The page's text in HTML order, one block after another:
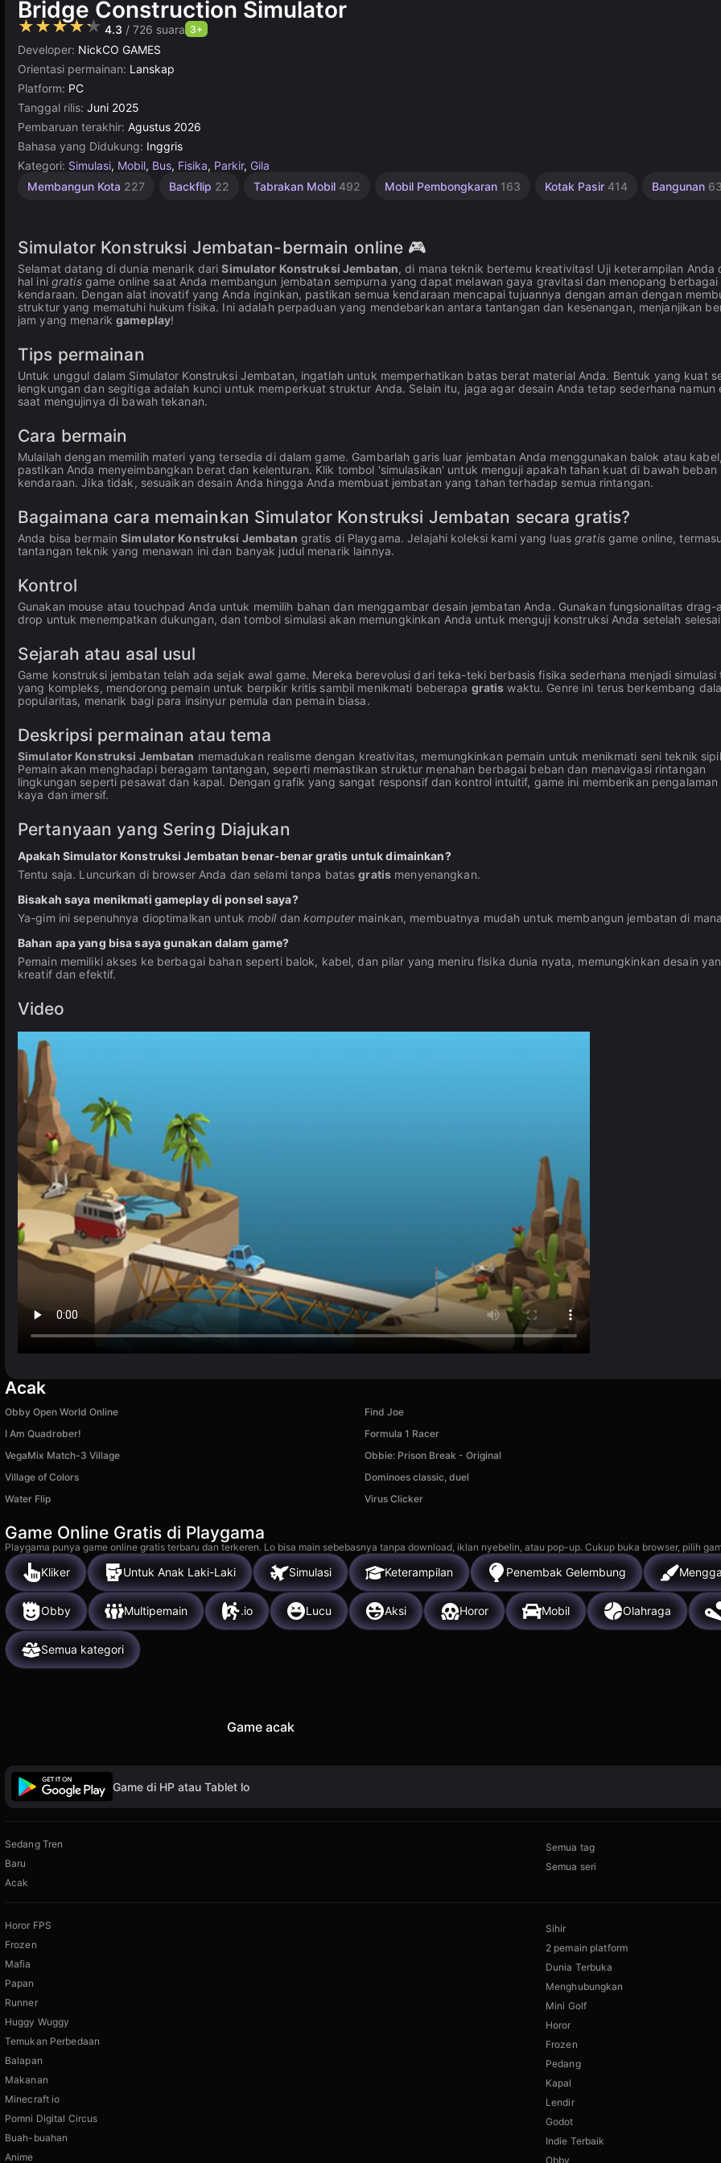
Bridge Construction Simulator
★★★★★ 4.3 / 726 suara 3+
Developer: NickCO GAMES
Orientasi permainan: Lanskap
Platform: PC
Tanggal rilis: Juni 2025
Pembaruan terakhir: Agustus 2026
Bahasa yang Didukung: Inggris
Kategori: Simulasi, Mobil, Bus, Fisika, Parkir, Gila
Membangun Kota 227 Backflip 22 Tabrakan Mobil 492 Mobil Pembongkaran 163 Kotak Pasir 414 Bangunan
Unity
Simulator Konstruksi Jembatan-bermain online 🎮
Selamat datang di dunia menarik dariSimulator Konstruksi Jembatan, di mana teknik bertemu kreativitas! Uji keterampilan Anda
hal ini gratisgame online saat Anda membangun jembatan sempurna yang dapat melawan gaya gravitasi dan menopang berbagai
kendaraan. Dengan alat inovatif yang Anda inginkan, pastikan semua kendaraan mencapai tujuannya dengan aman dengan
struktur yang mematuhi hukum fisika. Ini adalah perpaduan yang mendebarkan antara tantangan dan kesenangan, menjanjikan
jam yang menarikgameplay!
Tips permainan
Untuk unggul dalam Simulator Konstruksi Jembatan, ingatlah untuk memperhatikan batas berat material Anda. Bentuk yang kuat
lengkungan dan segitiga adalah kunci untuk memperkuat struktur Anda. Selain itu, jaga agar desain Anda tetap sederhana namun
saat mengujinya di bawah tekanan.
Cara bermain
Mulailah dengan memilih materi yang tersedia di dalam game. Gambarlah garis luar jembatan Anda menggunakan balok atau kabel,
pastikan Anda menyeimbangkan berat dan kelenturan. Klik tombol 'simulasikan' untuk menguji apakah tahan kuat di bawah beban
kendaraan. Jika tidak, sesuaikan desain Anda hingga Anda membuat jembatan yang tahan terhadap semua rintangan.
Bagaimana cara memainkan Simulator Konstruksi Jembatan secara gratis?
Anda bisa bermainSimulator Konstruksi Jembatan gratis di Playgama. Jelajahi koleksi kami yang luasgratisgame online,
tantangan teknik yang menawan ini dan banyak judul menarik lainnya.
Kontrol
Gunakan mouse atau touchpad Anda untuk memilih bahan dan menggambar desain jembatan Anda. Gunakan fungsionalitas drag-
drop untuk menempatkan dukungan, dan tombol simulasi akan memungkinkan Anda untuk menguji konstruksi Anda setelah
Sejarah atau asal usul
Game konstruksi jembatan telah ada sejak awal game. Mereka berevolusi dari teka-teki berbasis fisika sederhana menjadi simulasi
yang kompleks, mendorong pemain untuk berpikir kritis sambil menikmati beberapa gratis waktu. Genre ini terus berkembang
popularitas, menarik bagi para insinyur pemula dan pemain biasa.
Deskripsi permainan atau tema
Simulator Konstruksi Jembatan memadukan realisme dengan kreativitas, memungkinkan pemain untuk menikmati seni teknik
Pemain akan menghadapi beragam tantangan, seperti memastikan struktur menahan berbagai beban dan menavigasi rintangan
lingkungan seperti pesawat dan kapal. Dengan grafik yang sangat responsif dan kontrol intuitif, game ini memberikan pengalaman
kaya dan imersif.
Pertanyaan yang Sering Diajukan
Apakah Simulator Konstruksi Jembatan benar-benar gratis untuk dimainkan?
Tentu saja. Luncurkan di browser Anda dan selami tanpa batasgratis menyenangkan.
Bisakah saya menikmati gameplay di ponsel saya?
Ya-gim ini sepenuhnya dioptimalkan untuk mobildankomputermainkan, membuatnya mudah untuk membangun jembatan di
Bahan apa yang bisa saya gunakan dalam game?
Pemain memiliki akses ke berbagai bahan seperti balok, kabel, dan pilar yang meniru fisika dunia nyata, memungkinkan desain
kreatif dan efektif.
Video
Acak
Obby Open World Online Find Joe
I Am Quadrober!
Formula 1 Racer
VegaMix Match-3 Village
Obbie: Prison Break - Original
Village of Colors
Dominoes classic, duel
Water Flip
Virus Clicker
Game Online Gratis di Playgama
Playgama punya game online gratis terbaru dan terkeren. Lo bisa main sebebasnya tanpa download, iklan nyebelin, atau pop-up. Cukup buka browser, pilih
Kliker Untuk Anak Laki-Laki Simulasi Keterampilan Penembak Gelembung
Obby Multipemain .io Lucu Aksi Horor Mobil Olahraga
Semua kategori
Game acak
Game di HP atau Tablet lo
Sedang Tren
Baru
Acak
Semua tag
Semua seri
Horor FPS
Frozen
Mafia
Papan
Runner
Huggy Wuggy
Temukan Perbedaan
Balapan
Makanan
Minecraft io
Pomni Digital Circus
Buah-buahan
Anime
Sihir
2 pemain platform
Dunia Terbuka
Menghubungkan
Mini Golf
Horor
Frozen
Pedang
Kapal
Lendir
Godot
Indie Terbaik
Obby